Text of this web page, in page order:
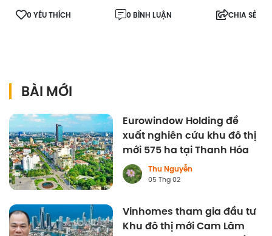
0 YÊU THÍCH 0 BÌNH LUẬN CHIA SẺ
BÀI MỚI
Eurowindow Holding đề
xuất nghiên cứu khu đô thị
mới 575 ha tại Thanh Hóa
Thu Nguyễn
05 Thg 02
Vinhomes tham gia đầu tư
Khu đô thị mới Cam Lâm